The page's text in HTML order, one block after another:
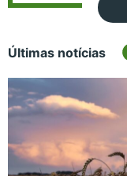
Últimas notícias